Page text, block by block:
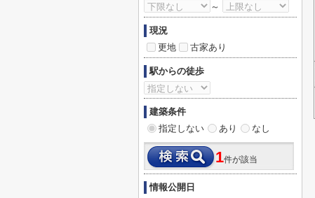
～
現況
更地
古家あり
駅からの徒歩
建築条件
指定しない
あり なし
1件が該当
情報公開日